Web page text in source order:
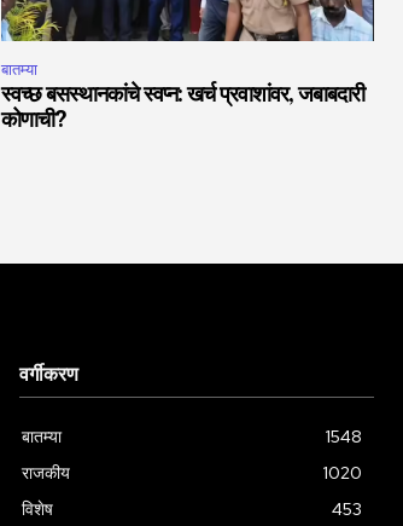
बातम्या
स्वच्छ बसस्थानकांचे स्वप्न: खर्च प्रवाशांवर, जबाबदारी
कोणाची?
वर्गीकरण
बातम्या
1548
राजकीय
1020
विशेष
453